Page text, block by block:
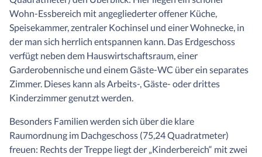
Wohn-Essbereich mit angegliederter offener Küche,
Speisekammer, zentraler Kochinsel und einer Wohnecke, in
der man sich herrlich entspannen kann. Das Erdgeschoss
verfügt neben dem Hauswirtschaftsraum, einer
Garderobennische und einem Gäste-WC über ein separates
Zimmer. Dieses kann als Arbeits-, Gäste- oder drittes
Kinderzimmer genutzt werden.
Besonders Familien werden sich über die klare
Raumordnung im Dachgeschoss (75,24 Quadratmeter)
freuen: Rechts der Treppe liegt der „Kinderbereich“ mit zwei